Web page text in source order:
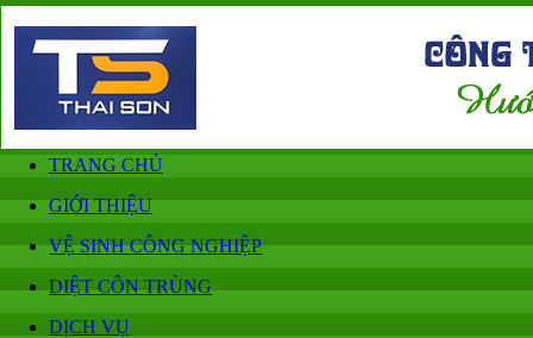
TRANG CHỦ
GIỚI THIỆU
VỆ SINH CÔNG NGHIỆP
DIỆT CÔN TRÙNG
DỊCH VỤ